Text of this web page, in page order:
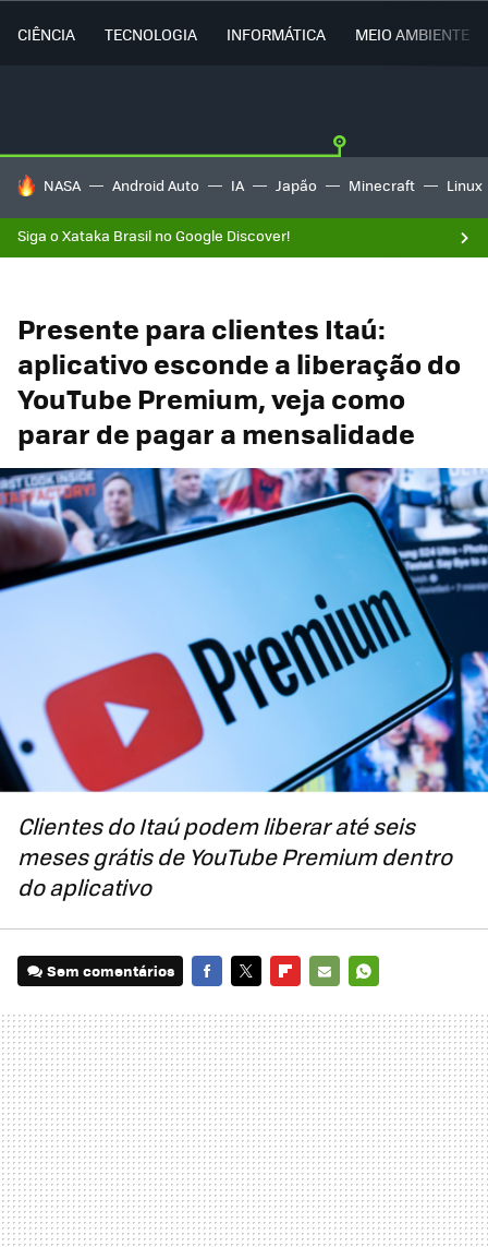
CIÊNCIA TECNOLOGIA INFORMÁTICA MEIO AMBIENTE
TENDÊNCIAS DO DIA
NASA Android Auto IA Japão Minecraft Linux
Siga o Xataka Brasil no Google Discover!
Presente para clientes Itaú:
aplicativo esconde a liberação do
YouTube Premium, veja como
parar de pagar a mensalidade
Clientes do Itaú podem liberar até seis
meses grátis de YouTube Premium dentro
do aplicativo
Sem comentários
MAIL